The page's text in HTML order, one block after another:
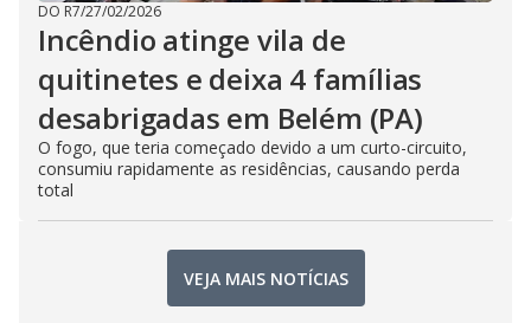
DO R7/27/02/2026
Incêndio atinge vila de
quitinetes e deixa 4 famílias
desabrigadas em Belém (PA)
O fogo, que teria começado devido a um curto-circuito,
consumiu rapidamente as residências, causando perda
total
VEJA MAIS NOTÍCIAS